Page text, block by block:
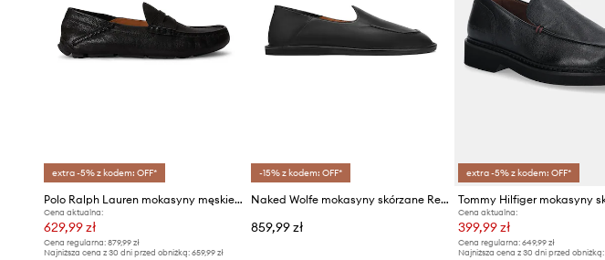
extra -5% z kodem: OFF*
Polo Ralph Lauren mokasyny męskie skórzane Anders Collp
Cena aktualna:
629,99 zł
Cena regularna: 879,99 zł
Najniższa cena z 30 dni przed obniżką: 659,99 zł
-15% z kodem: OFF*
Naked Wolfe mokasyny skórzane Reef
859,99 zł
extra -5% z kodem: OFF*
Cena aktualna:
399,99 zł
Cena regularna: 649,99 zł
Najniższa cena z 30 dni przed obniżką: